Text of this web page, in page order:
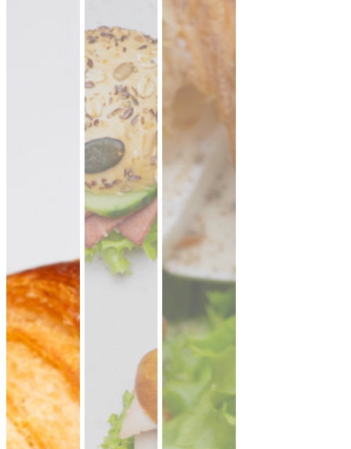
lauwarme Buffetplatten
auch mit heißen Gerichten
VORSCHLAG ANSEHEN
vegan vegetarisch
Allergene hervorheben
Preisangaben in:
CATERING PLATTEN
Hier kannst du dir dein Catering selbst zusammenstellen.
Beispiel: bei 20 Personen reichen ungefähr 10-11 XL-Platten.
Denk an eine gute Mischung aus mehreren Platten Brot,
Aufstriche, Salate, Fingerfood.